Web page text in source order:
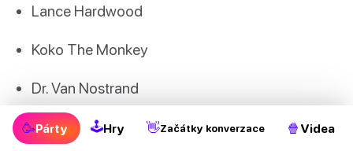
Lance Hardwood
Koko The Monkey
Dr. Van Nostrand
Ukaž odpověď
🥳Párty 🕹Hry 👋Začátky konverzace 🍿 Videa